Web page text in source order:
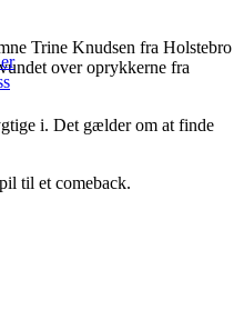
Trine Knudsen fra Holstebro
over oprykkerne fra
i. Det gælder om at finde
til et comeback.